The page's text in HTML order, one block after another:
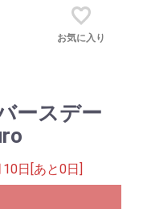
お気に入り
ースデー
日[あと0日]